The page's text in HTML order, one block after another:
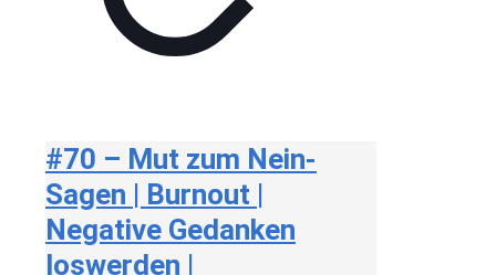
#70 – Mut zum Nein-
Sagen | Burnout |
Negative Gedanken
loswerden |